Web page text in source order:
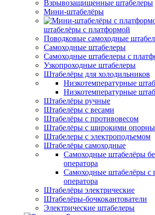
Взрывозащищенные штабелеры
Мини-штабелёры
штабелёры с платформой
Поводковые самоходные
Самоходные штабелеры
Самоходные штабелеры с
Узкопроходные штабелеры
Штабелёры для холодильников
Низкотемпературные
Низкотемпературные
Штабелёры ручные
Штабелёры с весами
Штабелёры с противовесом
Штабелёры с широкими
Штабелеры с электроподъемом
Штабелёры самоходные
Самоходные штабелёры
оператора
Самоходные штабелёры с
оператора
Штабелёры электрические
Штабелёры-бочкокантователи
Электрические штабелеры